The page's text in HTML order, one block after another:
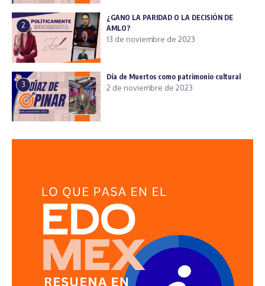
2
¿GANO LA PARIDAD O LA DECISIÓN DE
AMLO?
13 de noviembre de 2023
3
Día de Muertos como patrimonio cultural
2 de noviembre de 2023